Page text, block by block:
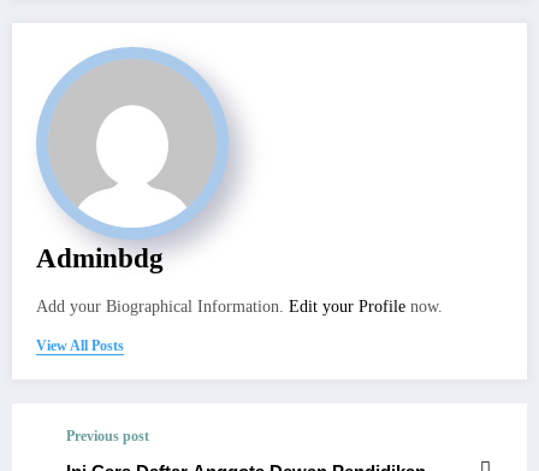
Adminbdg
Add your Biographical Information. Edit your Profile now.
View All Posts
Previous post